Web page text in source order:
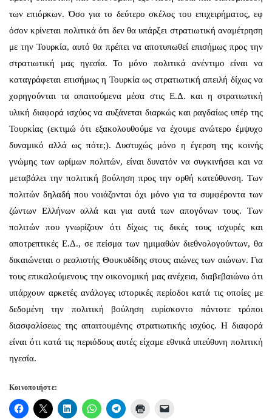
των επιόρκων. Όσο για το δεύτερο σκέλος του επιχειρήματος, εφ
όσον κρίνεται πολιτικά ότι δεν θα υπάρξει στρατιωτική αναμέτρηση
με την Τουρκία, αυτό θα πρέπει να αποτυπωθεί επισήμως προς την
στρατιωτική μας ηγεσία. Το μόνο πολιτικά ανέντιμο είναι να
καταγράφεται επισήμως η Τουρκία ως στρατιωτική απειλή δίχως να
χορηγούνται τα απαιτούμενα μέσα στις Ε.Δ. και η στρατιωτική
υλική διαφορά ισχύος να αυξάνεται διαρκώς και ραγδαίως υπέρ της
Τουρκίας (εκτιμώ ότι εξακολουθούμε να έχουμε ανώτερο έμψυχο
δυναμικό αλλά ως πότε;). Δυστυχώς μόνο η έγερση της κοινής
γνώμης των ωρίμων πολιτών, είναι δυνατόν να συγκινήσει και να
μεταβάλει την πολιτική βούληση προς την ορθή κατεύθυνση. Των
πολιτών δηλαδή που νοιάζονται όχι μόνο για τα συμφέροντα των
ζώντων Ελλήνων αλλά και για αυτά των απογόνων τους. Των
πολιτών που γνωρίζουν ότι δίχως τις δικές τους ισχυρές και
αποτρεπτικές Ε.Δ., σε πείσμα των ημιμαθών διεθνολογούντων, θα
δικαιώνεται ο ρεαλιστής Θουκυδίδης στους αιώνες των αιώνων. Για
τους επικαλούμενους την οικονομική μας ανέχεια, διαβεβαιώνω ότι
υπάρχουν αρκετές ανάλογες ιστορικές περίοδοι κατά τις οποίες με
δεδομένη την πολιτική βούληση ευρίσκοντο πάντοτε τρόποι
διασφαλίσεως της απαιτουμένης στρατιωτικής ισχύος. Η διαφορά
είναι ότι κατά τις περιόδους αυτές είχαμε εθνικά υπεύθυνη πολιτική
ηγεσία.
Κοινοποιήστε: